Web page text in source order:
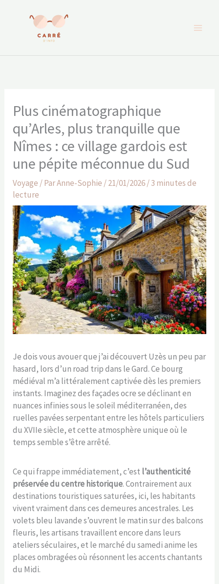
Plus cinématographique
qu’Arles, plus tranquille que
Nîmes : ce village gardois est
une pépite méconnue du Sud
Voyage / ParAnne-Sophie /21/01/2026/3 minutes de
lecture
Je dois vous avouer que j’ai découvert Uzès un peu par
hasard, lors d’un road trip dans le Gard. Ce bourg
médiéval m’a littéralement captivée dès les premiers
instants. Imaginez des façades ocre se déclinant en
nuances infinies sous le soleil méditerranéen, des
ruelles pavées serpentant entre les hôtels particuliers
du XVIIe siècle, et cette atmosphère unique où le
temps semble s’être arrêté.
Ce qui frappe immédiatement, c’est l’authenticité
préservée du centre historique. Contrairement aux
destinations touristiques saturées, ici, les habitants
vivent vraiment dans ces demeures ancestrales. Les
volets bleu lavande s’ouvrent le matin sur des balcons
fleuris, les artisans travaillent encore dans leurs
ateliers séculaires, et le marché du samedi anime les
places ombragées où résonnent les accents chantants
du Midi.